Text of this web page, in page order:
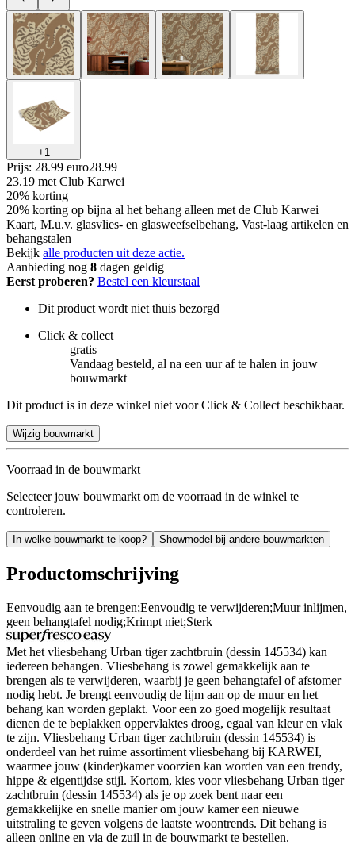
+1
Prijs: 28.99 euro28.99
23.19 met Club Karwei
20% korting
20% korting op bijna al het behang alleen met de Club Karwei
Kaart, M.u.v. glasvlies- en glasweefselbehang, Vast-laag artikelen en
behangstalen
Bekijk alle producten uit deze actie.
Aanbieding nog 8 dagen geldig
Eerst proberen? Bestel een kleurstaal
Dit product wordt niet thuis bezorgd
Click & collect
gratis
Vandaag besteld, al na een uur af te halen in jouw
bouwmarkt
Dit product is in deze winkel niet voor Click & Collect beschikbaar.
Wijzig bouwmarkt
Voorraad in de bouwmarkt
Selecteer jouw bouwmarkt om de voorraad in de winkel te
controleren.
In welke bouwmarkt te koop? Showmodel bij andere bouwmarkten
Productomschrijving
Eenvoudig aan te brengen;Eenvoudig te verwijderen;Muur inlijmen,
geen behangtafel nodig;Krimpt niet;Sterk
Met het vliesbehang Urban tiger zachtbruin (dessin 145534) kan
iedereen behangen. Vliesbehang is zowel gemakkelijk aan te
brengen als te verwijderen, waarbij je geen behangtafel of afstomer
nodig hebt. Je brengt eenvoudig de lijm aan op de muur en het
behang kan worden geplakt. Voor een zo goed mogelijk resultaat
dienen de te beplakken oppervlaktes droog, egaal van kleur en vlak
te zijn. Vliesbehang Urban tiger zachtbruin (dessin 145534) is
onderdeel van het ruime assortiment vliesbehang bij KARWEI,
waarmee jouw (kinder)kamer voorzien kan worden van een trendy,
hippe & eigentijdse stijl. Kortom, kies voor vliesbehang Urban tiger
zachtbruin (dessin 145534) als je op zoek bent naar een
gemakkelijke en snelle manier om jouw kamer een nieuwe
uitstraling te geven volgens de laatste woontrends. Dit behang is
alleen online en via de zuil in de bouwmarkt te bestellen.